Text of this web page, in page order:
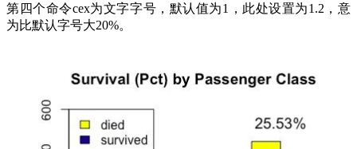
第四个命令cex为文字字号，默认值为1，此处设置为1.2，意
为比默认字号大20%。